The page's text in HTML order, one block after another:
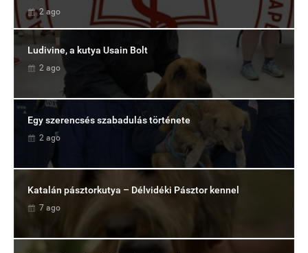
2 ago
Ludivine, a kutya Usain Bolt
2 ago
Egy szerencsés szabadulás története
2 ago
Katalán pásztorkutya – Délvidéki Pásztor kennel
7 ago